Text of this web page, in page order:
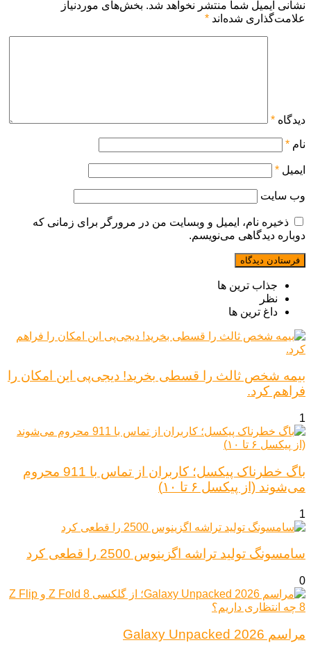
نشانی ایمیل شما منتشر نخواهد شد. بخش‌های موردنیاز
علامت‌گذاری شده‌اند *
دیدگاه *
نام *
ایمیل *
وب‌ سایت
ذخیره نام، ایمیل و وبسایت من در مرورگر برای زمانی که
دوباره دیدگاهی می‌نویسم.
جذاب ترین ها
نظر
داغ ترین ها
بیمه شخص ثالث را قسطی بخرید! دیجی‌پی این امکان را
فراهم کرد.
1
باگ خطرناک پیکسل؛ کاربران از تماس با 911 محروم
می‌شوند (از پیکسل ۶ تا ۱۰)
1
سامسونگ تولید تراشه اگزینوس 2500 را قطعی کرد
0
مراسم Galaxy Unpacked 2026